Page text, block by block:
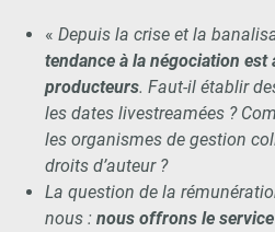
« Depuis la crise et la
tendance à la négociation est
producteurs. Faut-il établir
les dates livestreamées ?
les organismes de gestion
droits d’auteur ?
La question de la
nous : nous offrons le